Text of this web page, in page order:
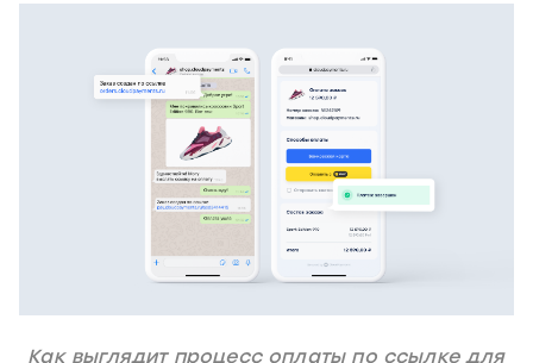
Как выглядит процесс оплаты по ссылке для